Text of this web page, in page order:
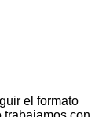
el formato